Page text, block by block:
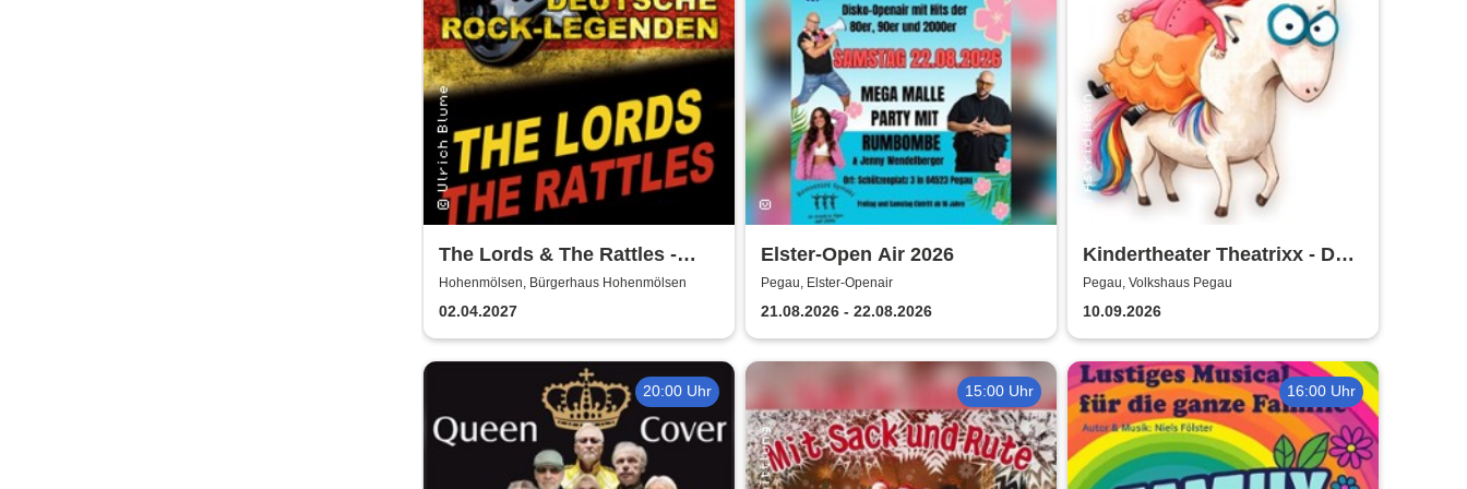
The Lords & The Rattles -
Deutsche Rocklegenden
Hohenmölsen, Bürgerhaus Hohenmölsen
02.04.2027
Elster-Open Air 2026
Pegau, Elster-Openair
21.08.2026 - 22.08.2026
Kindertheater Theatrixx - Das
Neinhorn und der Geburtstag
Pegau, Volkshaus Pegau
10.09.2026
20:00 Uhr 15:00 Uhr 16:00 Uhr